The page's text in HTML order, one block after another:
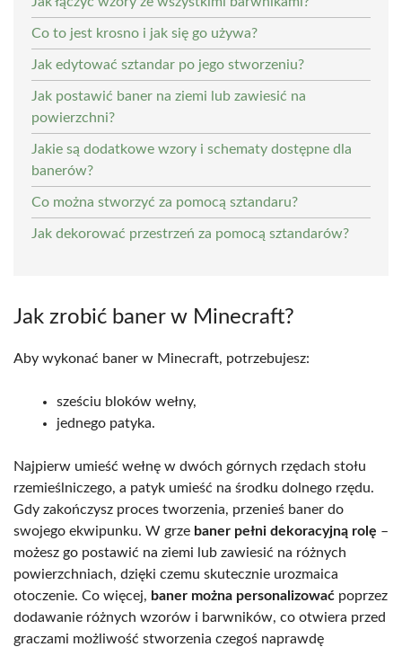
Co to jest krosno i jak się go używa?
Jak edytować sztandar po jego stworzeniu?
Jak postawić baner na ziemi lub zawiesić na
powierzchni?
Jakie są dodatkowe wzory i schematy dostępne dla
banerów?
Co można stworzyć za pomocą sztandaru?
Jak dekorować przestrzeń za pomocą sztandarów?
Jak zrobić baner w Minecraft?
Aby wykonać baner w Minecraft, potrzebujesz:
sześciu bloków wełny,
jednego patyka.
Najpierw umieść wełnę w dwóch górnych rzędach stołu
rzemieślniczego, a patyk umieść na środku dolnego rzędu.
Gdy zakończysz proces tworzenia, przenieś baner do
swojego ekwipunku. W grze baner pełni dekoracyjną rolę –
możesz go postawić na ziemi lub zawiesić na różnych
powierzchniach, dzięki czemu skutecznie urozmaica
otoczenie. Co więcej, baner można personalizować poprzez
dodawanie różnych wzorów i barwników, co otwiera przed
graczami możliwość stworzenia czegoś naprawdę